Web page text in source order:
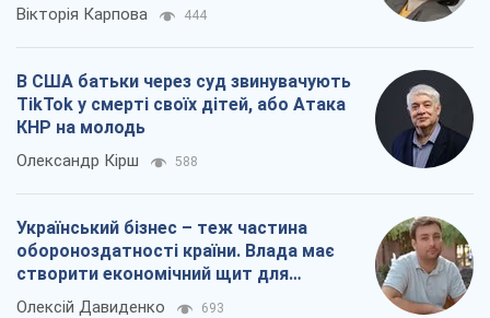
Вікторія Карпова 444
В США батьки через суд звинувачують
TikTok у смерті своїх дітей, або Атака
КНР на молодь
Олександр Кірш 588
Український бізнес – теж частина
обороноздатності країни. Влада має
створити економічний щит для
компаній
Олексій Давиденко 693